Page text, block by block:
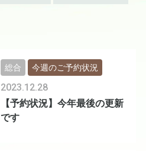
【予約状況】今年最後の更新
です
2023.12.28
総合 今週のご予約状況